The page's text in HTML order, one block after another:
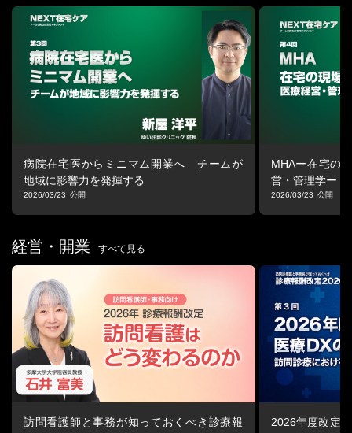
患者数の増加、24時間365日の対応、多職種との連携。
在宅医療は今、医師個人の献身に頼るフェーズを越え、チームで
支える医療への転換が求められています。
本シリーズでは、次世代の在宅医療を担う医師たちが登壇し、多
職種と役割を分かち合いながら、 在宅医療を現場でどう機能させ
てきたのかを共有します。
医師だけでなく、現場をともに支えるすべての職種にとって、意
思決定の背景が見えるプログラムです。
病院在宅医からミニマム開業へ チームが
地域に影響力を発揮する
2026/03/23
MHAー在宅の
営・管理学ー
2026/03/23
経営・開業 すべて見る
訪問看護師と事務が知っておくべき診療報
2026年度改定